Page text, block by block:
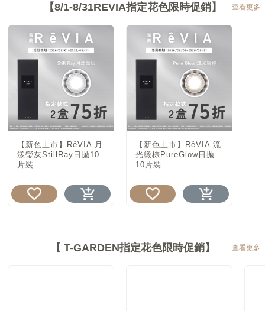
【8/1-8/31REVIA指定花色限時促銷】 查看更多
【新色上市】RêVIA 月
漾瑩灰StillRay日拋10
片裝
【新色上市】RêVIA 流
光緞棕PureGlow日拋
10片裝
【 T-GARDEN指定花色限時促銷】 查看更多